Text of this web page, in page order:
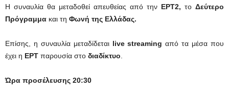
Η συναυλία θα μεταδοθεί απευθείας από την ΕΡΤ2, το Δεύτερο
Πρόγραμμα και τη Φωνή της Ελλάδας.
Επίσης, η συναυλία μεταδίδεταιlive streaming από τα μέσα που
έχει η ΕΡΤ παρουσία στο διαδίκτυο
Ώρα προσέλευσης 20:30